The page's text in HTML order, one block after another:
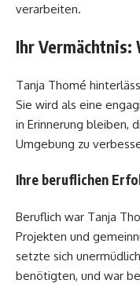
verarbeiten.
Ihr
Tanja Thomé
Sie wird als eine
in Erinnerung bleiben,
Umgebung zu
Ihre beruflichen
Beruflich war Tanja
Projekten und
setzte sich
benötigten, und war